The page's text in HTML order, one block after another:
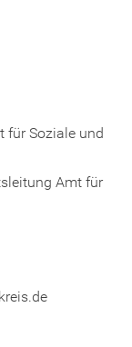
für Soziale und
Amt für